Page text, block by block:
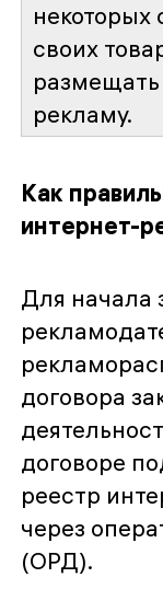
своих
рекламу.
Как
интернет-
Для начала
договора
договоре
реестр
через
(ОРД).